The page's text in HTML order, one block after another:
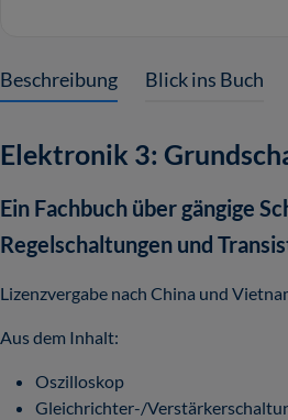
Beschreibung Blick ins Buch
Elektronik 3:
Ein Fachbuch über gängige
Regelschaltungen und
Lizenzvergabe nach China und
Aus dem Inhalt:
Oszilloskop
Gleichrichter-/